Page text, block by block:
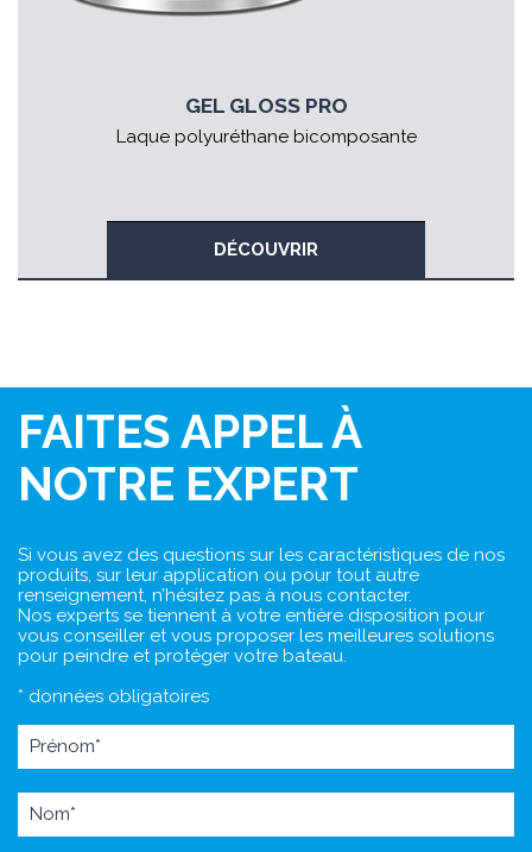
GEL GLOSS PRO
Laque polyuréthane bicomposante
DÉCOUVRIR
FAITES APPEL À
NOTRE EXPERT
Si vous avez des questions sur les caractéristiques de nos
produits, sur leur application ou pour tout autre
renseignement, n’hésitez pas à nous contacter.
Nos experts se tiennent à votre entière disposition pour
vous conseiller et vous proposer les meilleures solutions
pour peindre et protéger votre bateau.
* données obligatoires